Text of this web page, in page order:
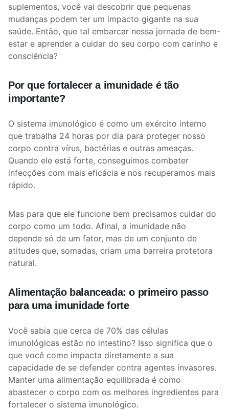
suplementos, você vai descobrir que pequenas
mudanças podem ter um impacto gigante na sua
saúde. Então, que tal embarcar nessa jornada de bem-
estar e aprender a cuidar do seu corpo com carinho e
consciência?
Por que fortalecer a imunidade é tão
importante?
O sistema imunológico é como um exército interno
que trabalha 24 horas por dia para proteger nosso
corpo contra vírus, bactérias e outras ameaças.
Quando ele está forte, conseguimos combater
infecções com mais eficácia e nos recuperamos mais
rápido.
Mas para que ele funcione bem precisamos cuidar do
corpo como um todo. Afinal, a imunidade não
depende só de um fator, mas de um conjunto de
atitudes que, somadas, criam uma barreira protetora
natural.
Alimentação balanceada: o primeiro passo
para uma imunidade forte
Você sabia que cerca de 70% das células
imunológicas estão no intestino? Isso significa que o
que você come impacta diretamente a sua
capacidade de se defender contra agentes invasores.
Manter uma alimentação equilibrada é como
abastecer o corpo com os melhores ingredientes para
fortalecer o sistema imunológico.